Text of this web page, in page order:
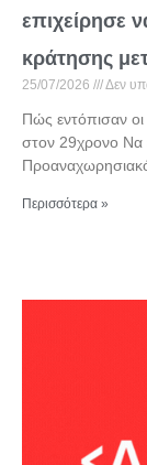
επιχείρησε
κράτησης
25/07/2026 Δεν
Πώς εντόπισαν
στον 29χρονο Να
Περισσότερα »